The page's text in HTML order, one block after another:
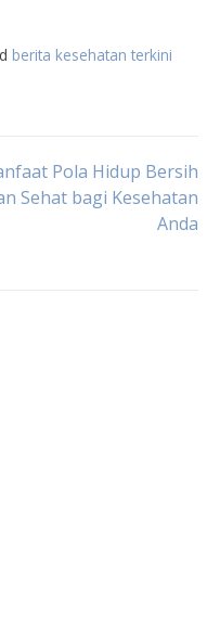
berita kesehatan terkini
Pola Hidup Bersih
Sehat bagi Kesehatan
Anda